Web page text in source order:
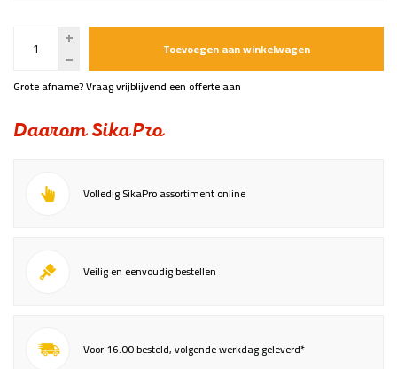
Toevoegen aan winkelwagen
Grote afname? Vraag vrijblijvend een offerte aan
Daarom SikaPro
Volledig SikaPro assortiment online
Veilig en eenvoudig bestellen
Voor 16.00 besteld, volgende werkdag geleverd*